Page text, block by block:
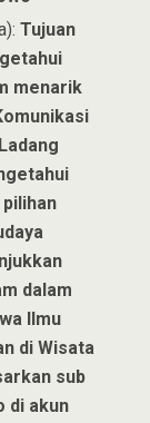
Tujuan
menarik
dalam
Ilmu
di Wisata
sub
di akun